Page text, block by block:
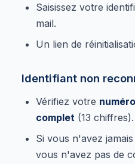
Saisissez votre
mail.
Un lien de
Identifiant non
Vérifiez votre
complet (13 chiffres).
Si vous n'avez
vous n'avez pas de